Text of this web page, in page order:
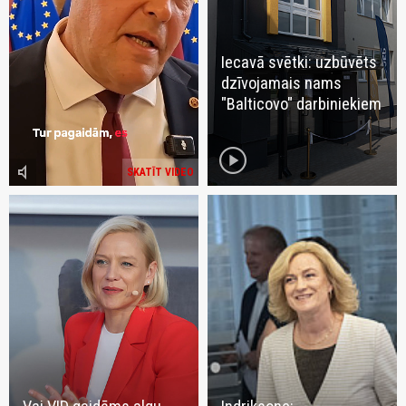
SKATĪT VIDEO
volume_mute
Iecavā svētki: uzbūvēts
dzīvojamais nams
"Balticovo" darbiniekiem
play_circle